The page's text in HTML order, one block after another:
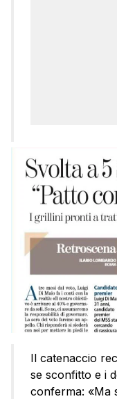
Il catenaccio
se sconfitto e i
conferma: «Ma